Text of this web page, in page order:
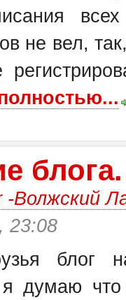
не вел,
блога.
-Волжский
23:08
блог
я думаю